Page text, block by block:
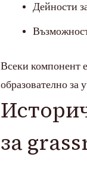
Дейности
Всеки компонент
образователно за
за